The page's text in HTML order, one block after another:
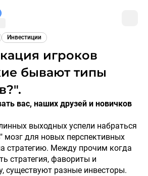
Инвестиции
бывают типы
выходных успели набраться
мозг для новых перспективных
стратегию. Между прочим когда
стратегия, фавориты и
существуют разные инвесторы.